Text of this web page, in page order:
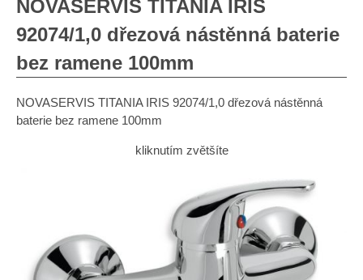
NOVASERVIS TITANIA IRIS
92074/1,0 dřezová nástěnná baterie
bez ramene 100mm
NOVASERVIS TITANIA IRIS 92074/1,0 dřezová nástěnná
baterie bez ramene 100mm
kliknutím zvětšíte